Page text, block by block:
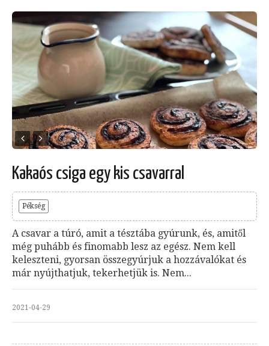
Kakaós csiga egy kis csavarral
Pékség
A csavar a túró, amit a tésztába gyúrunk, és, amitől
még puhább és finomabb lesz az egész. Nem kell
keleszteni, gyorsan összegyúrjuk a hozzávalókat és
már nyújthatjuk, tekerhetjük is. Nem...
2021-04-29